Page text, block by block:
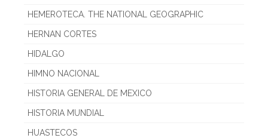
HEMEROTECA. THE NATIONAL GEOGRAPHIC
HERNAN CORTES
HIDALGO
HIMNO NACIONAL
HISTORIA GENERAL DE MEXICO
HISTORIA MUNDIAL
HUASTECOS